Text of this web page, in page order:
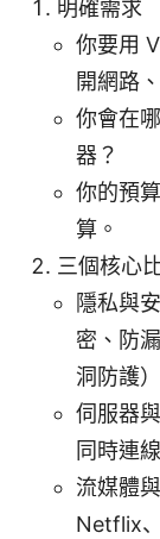
明確需求
你要用
開網路
你會在
器？
你的預
算。
三個核心
隱私與
密、防
洞防護）
伺服器
同時連
流媒體
Netflix